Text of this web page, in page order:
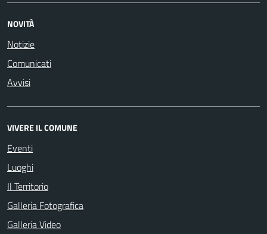
NOVITÀ
Notizie
Comunicati
Avvisi
VIVERE IL COMUNE
Eventi
Luoghi
Il Territorio
Galleria Fotografica
Galleria Video